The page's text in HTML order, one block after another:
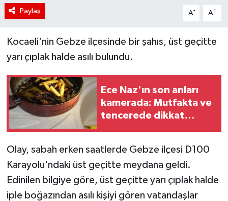
Paylaş A- A+
Kocaeli'nin Gebze ilçesinde bir şahıs, üst geçitte
yarı çıplak halde asılı bulundu.
Ece Naz'ın son anları
kamerada: Mutfakta ve
tencerede dikkat
Olay, sabah erken saatlerde Gebze ilçesi D100
Karayolu'ndaki üst geçitte meydana geldi.
Edinilen bilgiye göre, üst geçitte yarı çıplak halde
iple boğazından asılı kişiyi gören vatandaşlar